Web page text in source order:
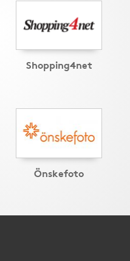
Shopping4net
Önskefoto